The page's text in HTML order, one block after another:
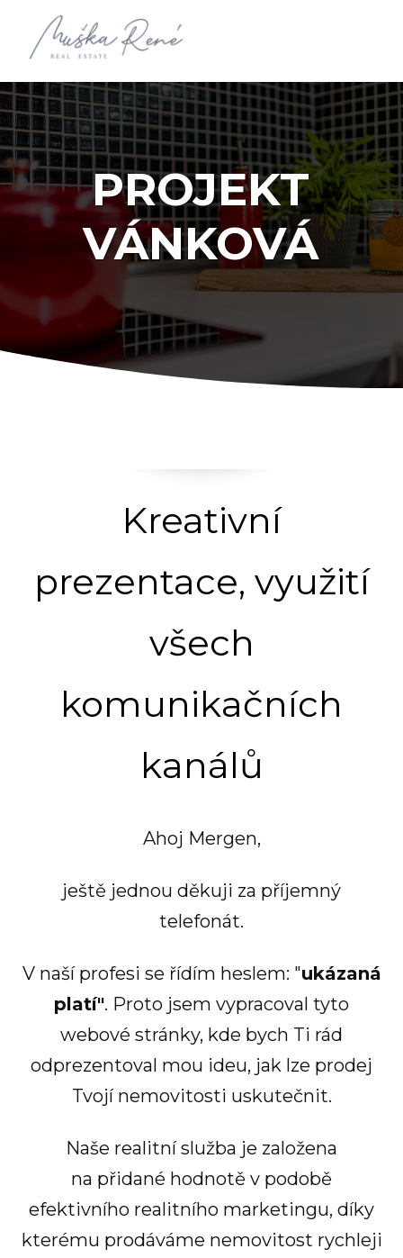
PROJEKT
VÁNKOVÁ
Kreativní
prezentace, využití
všech
komunikačních
kanálů
Ahoj Mergen,
ještě jednou děkuji za příjemný
telefonát.
V naší profesi se řídím heslem: "ukázaná
platí". Proto jsem vypracoval tyto
webové stránky, kde bych Ti rád
odprezentoval mou ideu, jak lze prodej
Tvojí nemovitosti uskutečnit.
Naše realitní služba je založena
na přidané hodnotě v podobě
efektivního realitního marketingu, díky
kterému prodáváme nemovitost rychleji